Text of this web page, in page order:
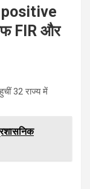
positive
FIR और
32 राज्य में